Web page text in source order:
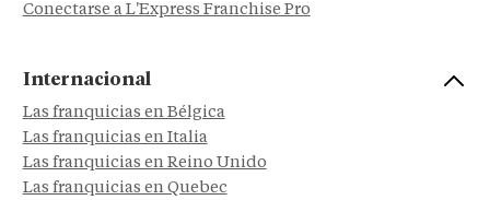
Conectarse a L'Express Franchise Pro
Internacional
Las franquicias en Bélgica
Las franquicias en Italia
Las franquicias en Reino Unido
Las franquicias en Quebec